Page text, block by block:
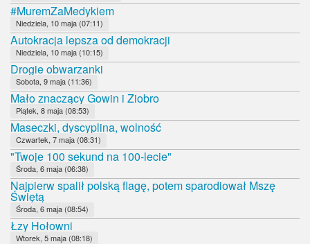
#MuremZaMedykiem
Niedziela, 10 maja (07:11)
Autokracja lepsza od demokracji
Niedziela, 10 maja (10:15)
Drogie obwarzanki
Sobota, 9 maja (11:36)
Mało znaczący Gowin i Ziobro
Piątek, 8 maja (08:53)
Maseczki, dyscyplina, wolność
Czwartek, 7 maja (08:31)
"Twoje 100 sekund na 100-lecie"
Środa, 6 maja (06:38)
Najpierw spalił polską flagę, potem sparodiował Mszę
Świętą
Środa, 6 maja (08:54)
Łzy Hołowni
Wtorek, 5 maja (08:18)